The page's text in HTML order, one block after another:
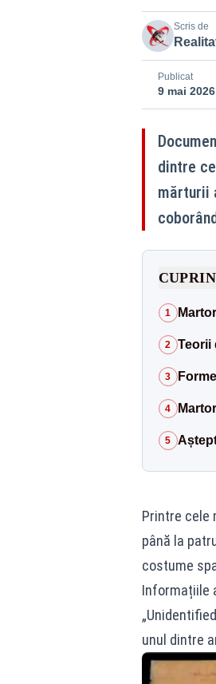
Scris de
Publicat
9 mai
dintre
mărturii
1
2 Teorii
3
4
5
Printre cele
până la
costume
Informațiile
unul dintre